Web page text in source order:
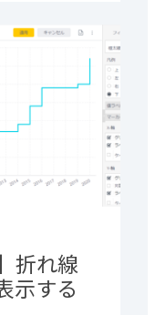
折れ線
示する